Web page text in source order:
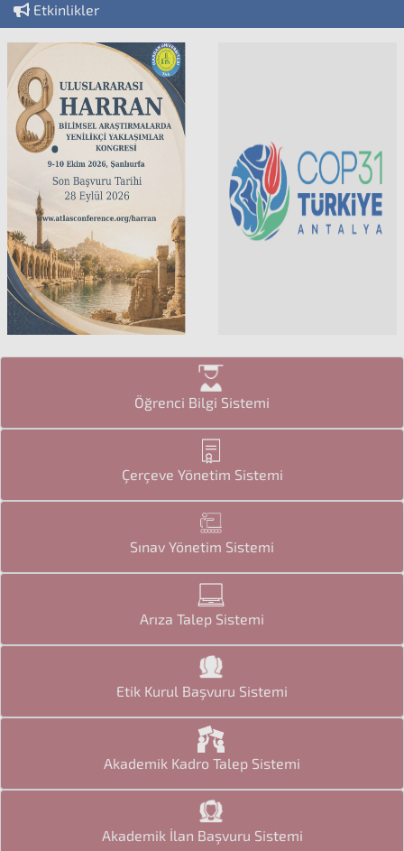
Etkinlikler
Öğrenci Bilgi Sistemi
Çerçeve Yönetim Sistemi
Sınav Yönetim Sistemi
Arıza Talep Sistemi
Etik Kurul Başvuru Sistemi
Akademik Kadro Talep Sistemi
Akademik İlan Başvuru Sistemi